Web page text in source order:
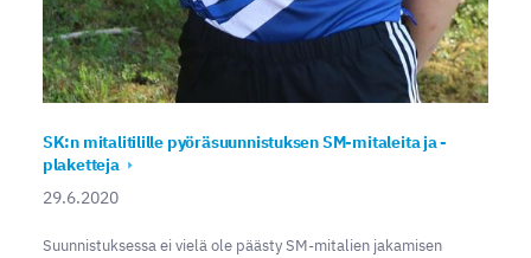
SK:n mitalitilille pyöräsuunnistuksen SM-mitaleita ja -
plaketteja
29.6.2020
Suunnistuksessa ei vielä ole päästy SM-mitalien jakamisen